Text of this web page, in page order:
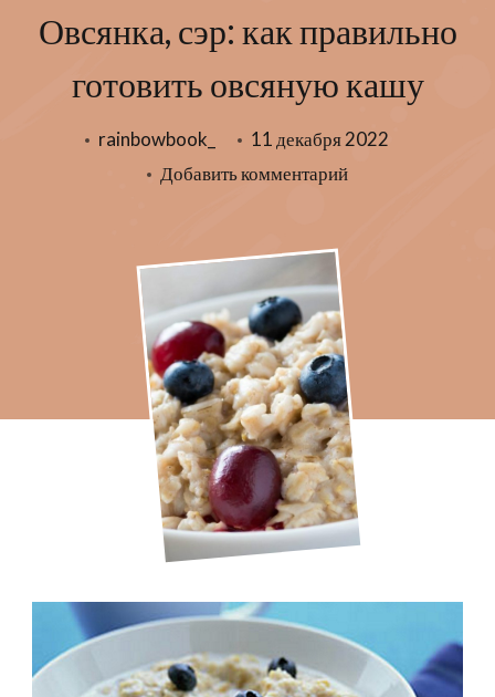
Овсянка, сэр: как правильно
готовить овсяную кашу
rainbowbook_
11 декабря 2022
Добавить комментарийк
готовить
овсяную
кашу